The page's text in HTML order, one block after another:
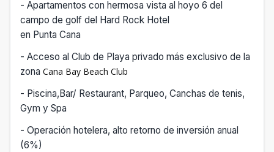
- Apartamentos con hermosa vista al hoyo 6 del
campo de golf del Hard Rock Hotel
en Punta Cana
- Acceso al Club de Playa privado más exclusivo de la
zona Cana Bay Beach Club
- Piscina,Bar/ Restaurant, Parqueo, Canchas de tenis,
Gym y Spa
- Operación hotelera, alto retorno de inversión anual
(6%)